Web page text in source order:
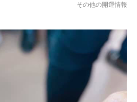
その他の開運情報